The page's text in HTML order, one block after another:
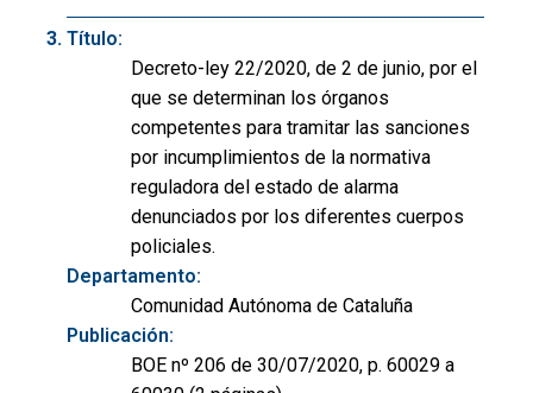
Título:
Decreto-ley 22/2020, de 2 de junio, por el
que se determinan los órganos
competentes para tramitar las sanciones
por incumplimientos de la normativa
reguladora del estado de alarma
denunciados por los diferentes cuerpos
policiales.
Departamento:
Comunidad Autónoma de Cataluña
Publicación:
BOE nº 206 de 30/07/2020, p. 60029 a